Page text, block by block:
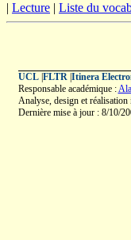
| Lecture | Liste du
UCL| FLTR| Itinera
Responsable académique :
Analyse, design et
Dernière mise à jour : 8/10/